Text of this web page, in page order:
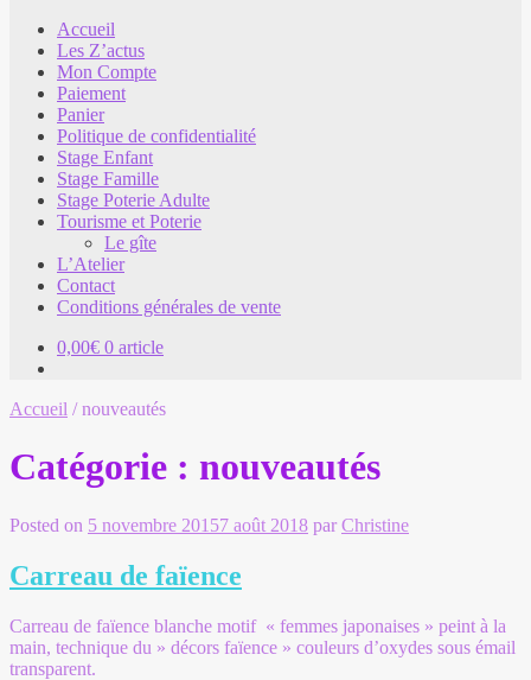
Accueil
Les Z’actus
Mon Compte
Paiement
Panier
Politique de confidentialité
Stage Enfant
Stage Famille
Stage Poterie Adulte
Tourisme et Poterie
Le gîte
L’Atelier
Contact
Conditions générales de vente
0,00€ 0 article
Accueil /nouveautés
Catégorie : nouveautés
Posted on 5 novembre 20157 août 2018 parChristine
Carreau de faïence
Carreau de faïence blanche motif « femmes japonaises » peint à la
main, technique du » décors faïence » couleurs d’oxydes sous émail
transparent.